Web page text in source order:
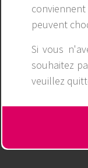
peuvent
Si vous
souhaitez
veuillez